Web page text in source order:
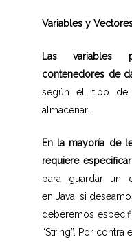
Variables y
Las variables
contenedores de
según el tipo de
almacenar.
En la mayoría de
requiere
para guardar un
en Java, si
deberemos
“String”. Por contra